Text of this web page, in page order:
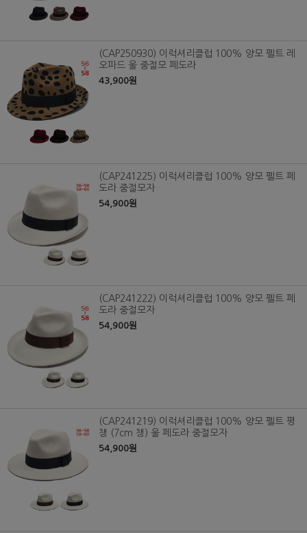
(CAP250930) 이럭셔리클럽 100% 양모 펠트 레
오파드 울 중절모 페도라
43,900원
(CAP241225) 이럭셔리클럽 100% 양모 펠트 페
도라 중절모자
54,900원
(CAP241222) 이럭셔리클럽 100% 양모 펠트 페
도라 중절모자
54,900원
(CAP241219) 이럭셔리클럽 100% 양모 펠트 평
챙 (7cm 챙) 울 페도라 중절모자
54,900원